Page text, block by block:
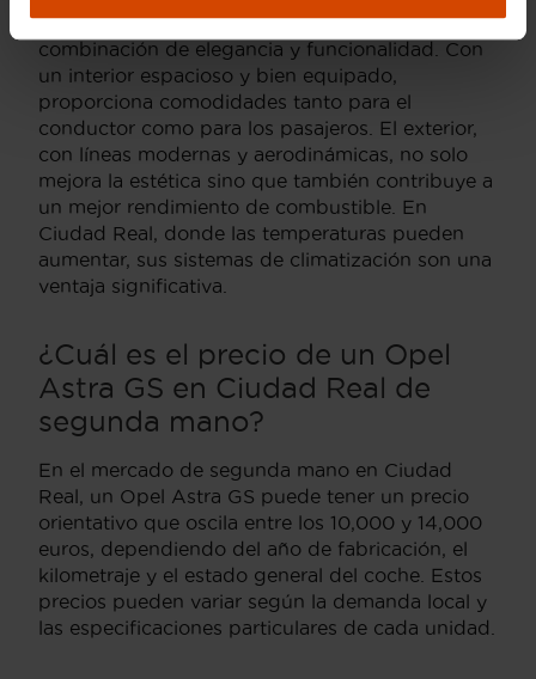
El diseño del Opel Astra GS se destaca por su
combinación de elegancia y funcionalidad. Con
un interior espacioso y bien equipado,
proporciona comodidades tanto para el
conductor como para los pasajeros. El exterior,
con líneas modernas y aerodinámicas, no solo
mejora la estética sino que también contribuye a
un mejor rendimiento de combustible. En
Ciudad Real, donde las temperaturas pueden
aumentar, sus sistemas de climatización son una
ventaja significativa.
¿Cuál es el precio de un Opel
Astra GS en Ciudad Real de
segunda mano?
En el mercado de segunda mano en Ciudad
Real, un Opel Astra GS puede tener un precio
orientativo que oscila entre los 10,000 y 14,000
euros, dependiendo del año de fabricación, el
kilometraje y el estado general del coche. Estos
precios pueden variar según la demanda local y
las especificaciones particulares de cada unidad.